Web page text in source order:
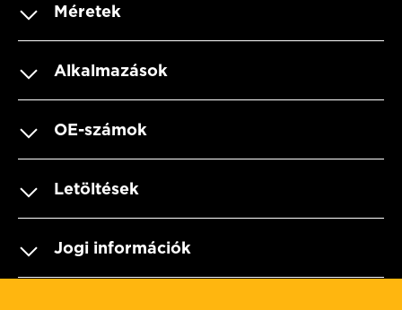
Méretek
Alkalmazások
OE-számok
Letöltések
Jogi információk